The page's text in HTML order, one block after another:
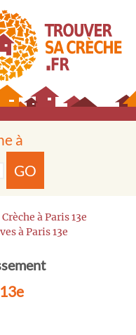
à
GO
Crèche à Paris 13e
à Paris 13e